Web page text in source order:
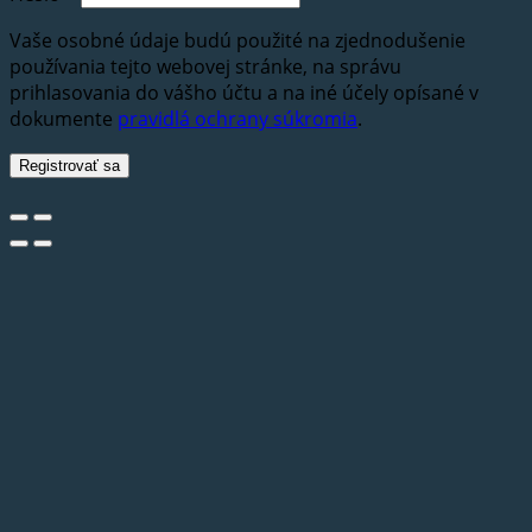
Vaše osobné údaje budú použité na zjednodušenie
používania tejto webovej stránke, na správu
prihlasovania do vášho účtu a na iné účely opísané v
dokumente pravidlá ochrany súkromia.
Registrovať sa